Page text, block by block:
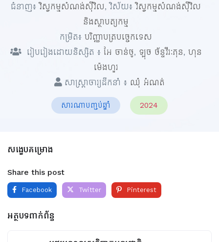
ជំនាញ៖វិស្វកម្មសំណង់ស៊ីវិល, វិស័យ៖វិស្វកម្មសំណង់ស៊ីវិល
និងស្ថាបត្យកម្ម
កម្រិត៖ បរិញ្ញាបត្របច្ចេកទេស
រៀបរៀងដោយនិស្សិត ៖ អែ ចាន់ថូ, ឡុច ច័ន្ទវីរៈភុន, ហុន
ម៉េងហួរ
សាស្ត្រាចារ្យដឹកនាំ ៖ ឈុំ អំណត់
សារណាបញ្ចប់ឆ្នាំ 2024
សង្ខេបគម្រោង
Share this post
Facebook Twitter Pinterest
អត្ថបទពាក់ព័ន្ធ